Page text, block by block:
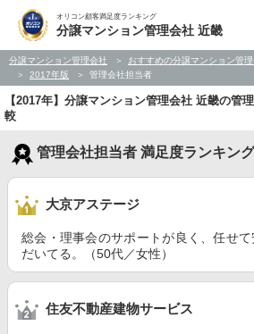
オリコン顧客満足度ランキング
分譲マンション管理会社 近畿
分譲マンション管理会社
おすすめの分譲マンション管
2017年版
管理会社担当者
【2017年】分譲マンション管理会社 近畿の管
較
管理会社担当者 満足度ランキング
大京アステージ
総会・理事会のサポートが良く、任せ
だいてる。（50代／女性）
住友不動産建物サービス